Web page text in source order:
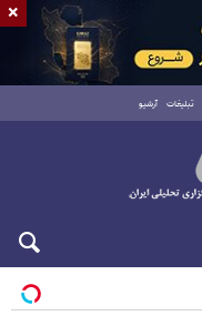
تبلیغات آرشیو
×